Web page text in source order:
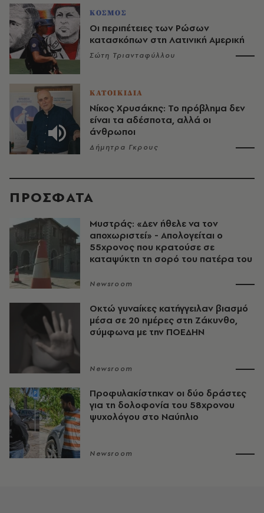
ΚΟΣΜΟΣ
Οι περιπέτειες των Ρώσων
κατασκόπων στη Λατινική Αμερική
Σώτη Τριανταφύλλου
ΚΑΤΟΙΚΙΔΙΑ
Νίκος Χρυσάκης: Το πρόβλημα δεν
είναι τα αδέσποτα, αλλά οι
άνθρωποι
Δήμητρα Γκρους
ΠΡΟΣΦΑΤΑ
Μυστράς: «Δεν ήθελε να τον
αποχωριστεί» - Απολογείται ο
55χρονος που κρατούσε σε
καταψύκτη τη σορό του πατέρα του
Newsroom
Οκτώ γυναίκες κατήγγειλαν βιασμό
μέσα σε 20 ημέρες στη Ζάκυνθο,
σύμφωνα με την ΠΟΕΔΗΝ
Newsroom
Προφυλακίστηκαν οι δύο δράστες
για τη δολοφονία του 58χρονου
ψυχολόγου στο Ναύπλιο
Newsroom